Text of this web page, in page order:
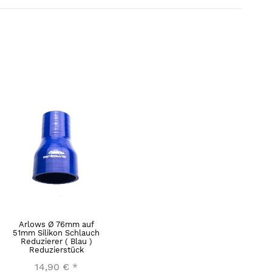
Arlows Ø 76mm auf
51mm Silikon Schlauch
Reduzierer ( Blau )
Reduzierstück
14,90 € *